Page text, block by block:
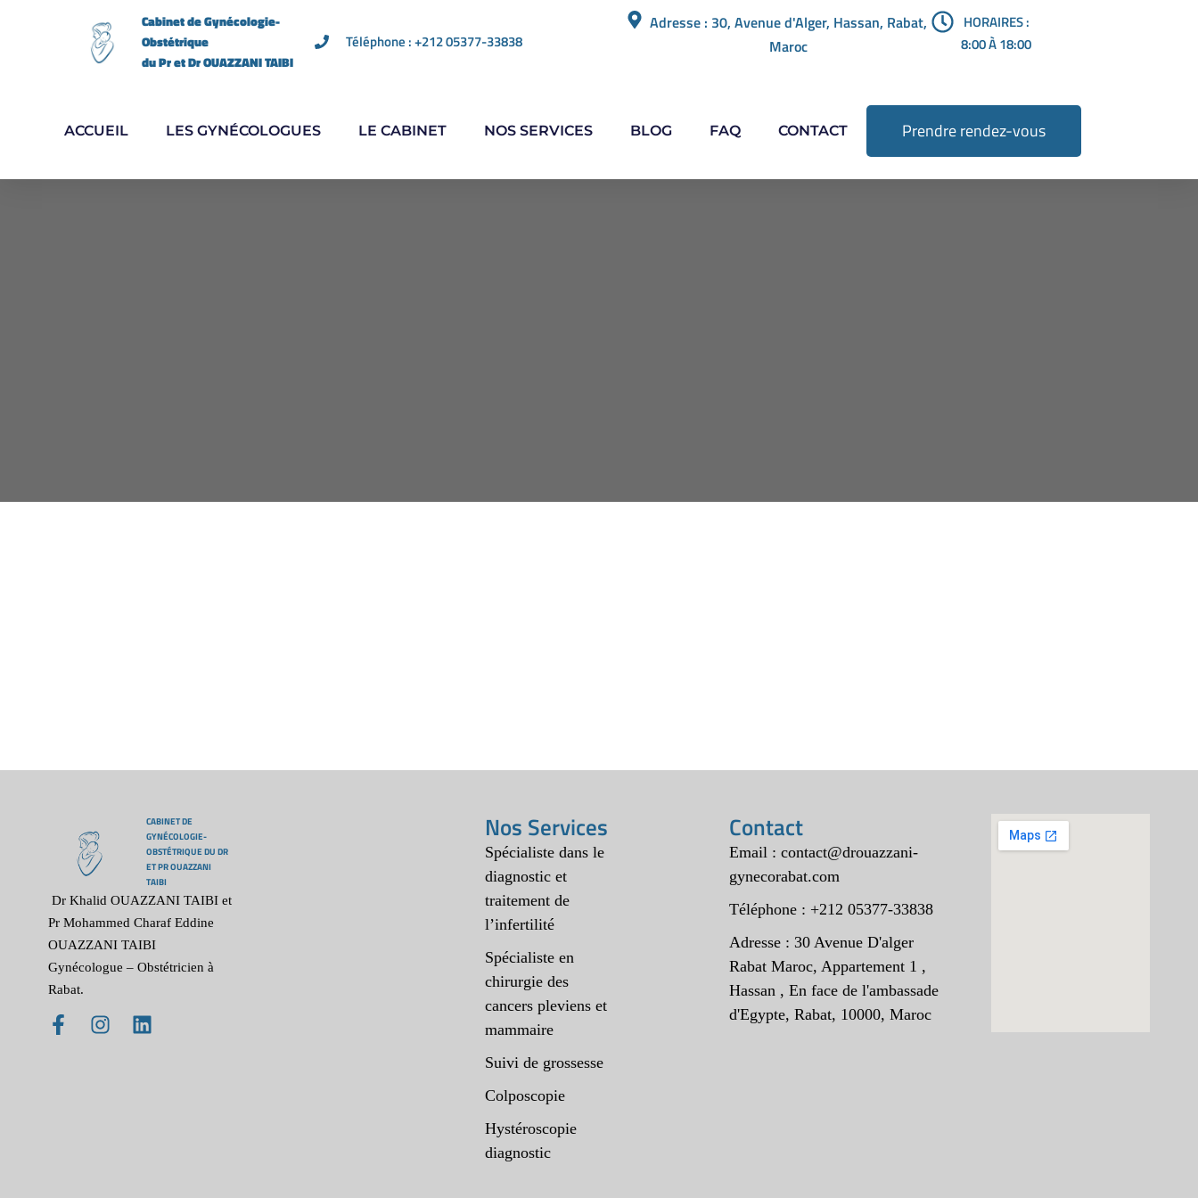
Cabinet de Gynécologie-
Obstétrique
du Pr et Dr OUAZZANI TAIBI
Téléphone : +212 05377-33838
Adresse : 30, Avenue d'Alger, Hassan, Rabat,
Maroc
HORAIRES :
8:00 À 18:00
ACCUEIL LES GYNÉCOLOGUES LE CABINET NOS SERVICES BLOG FAQ CONTACT Prendre rendez-vous
CABINET DE
GYNÉCOLOGIE-
OBSTÉTRIQUE DU DR
ET PR OUAZZANI
TAIBI
Dr Khalid OUAZZANI TAIBI et
Pr Mohammed Charaf Eddine
OUAZZANI TAIBI
Gynécologue – Obstétricien à
Rabat.
Nos Services
Spécialiste dans le
diagnostic et
traitement de
l’infertilité
Spécialiste en
chirurgie des
cancers pleviens et
mammaire
Suivi de grossesse
Colposcopie
Hystéroscopie
diagnostic
Contact
Email : contact@drouazzani-
gynecorabat.com
Téléphone : +212 05377-33838
Adresse : 30 Avenue D'alger
Rabat Maroc, Appartement 1 ,
Hassan , En face de l'ambassade
d'Egypte, Rabat, 10000, Maroc